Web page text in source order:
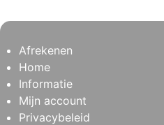
Afrekenen
Home
Informatie
Mijn account
Privacybeleid